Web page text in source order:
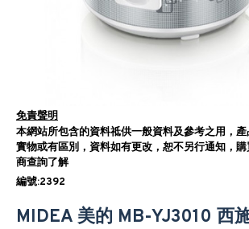
免責聲明
本網站所包含的資料祗供一般資料及參考之用，
實物或有區別，資料如有更改，恕不另行通知，
商查詢了解
編號:2392
MIDEA 美的 MB-YJ3010 西